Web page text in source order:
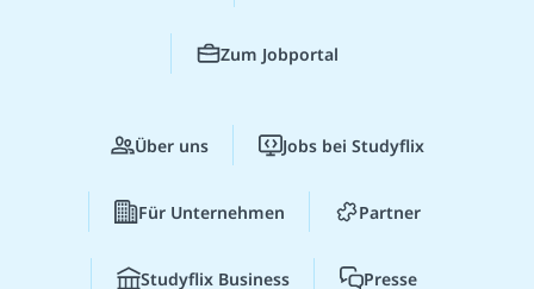
Zum Jobportal
Über uns Jobs bei Studyflix
Für Unternehmen Partner
Studyflix Business Presse